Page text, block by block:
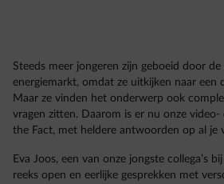
Steeds meer jongeren zijn geboeid door
energiemarkt, omdat ze uitkijken naar een
Maar ze vinden het onderwerp ook
vragen zitten. Daarom is er nu onze
the Fact, met heldere antwoorden op al je
Eva Joos, een van onze jongste collega’s
reeks open en eerlijke gesprekken met